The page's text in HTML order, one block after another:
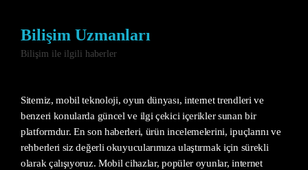
Bilişim Uzmanları
Bilişim ile ilgili haberler
Sitemiz, mobil teknoloji, oyun dünyası, internet trendleri ve
benzeri konularda güncel ve ilgi çekici içerikler sunan bir
platformdur. En son haberleri, ürün incelemelerini, ipuçlarını ve
rehberleri siz değerli okuyucularımıza ulaştırmak için sürekli
olarak çalışıyoruz. Mobil cihazlar, popüler oyunlar, internet